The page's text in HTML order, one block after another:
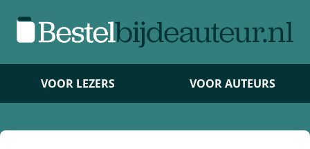
VOOR LEZERS VOOR AUTEURS